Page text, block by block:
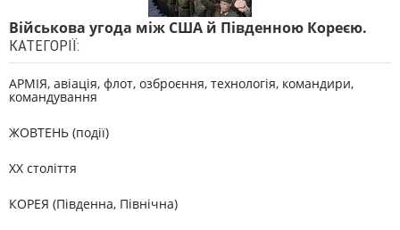
Військова угода між США й Південною Кореєю.
КАТЕГОРІЇ:
АРМІЯ, авіація, флот, озброєння, технологія, командири,
командування
ЖОВТЕНЬ (події)
XX століття
КОРЕЯ (Південна, Північна)